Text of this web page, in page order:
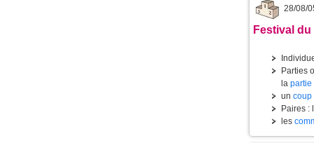
28/08/
Festival
Parties
la partie
un coup
Paires :
les